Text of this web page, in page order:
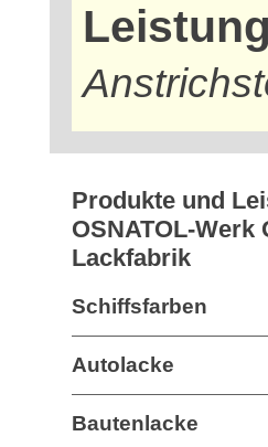
Produkte und
OSNATOL-Werk
Lackfabrik
Schiffsfarben
Autolacke
Bautenlacke